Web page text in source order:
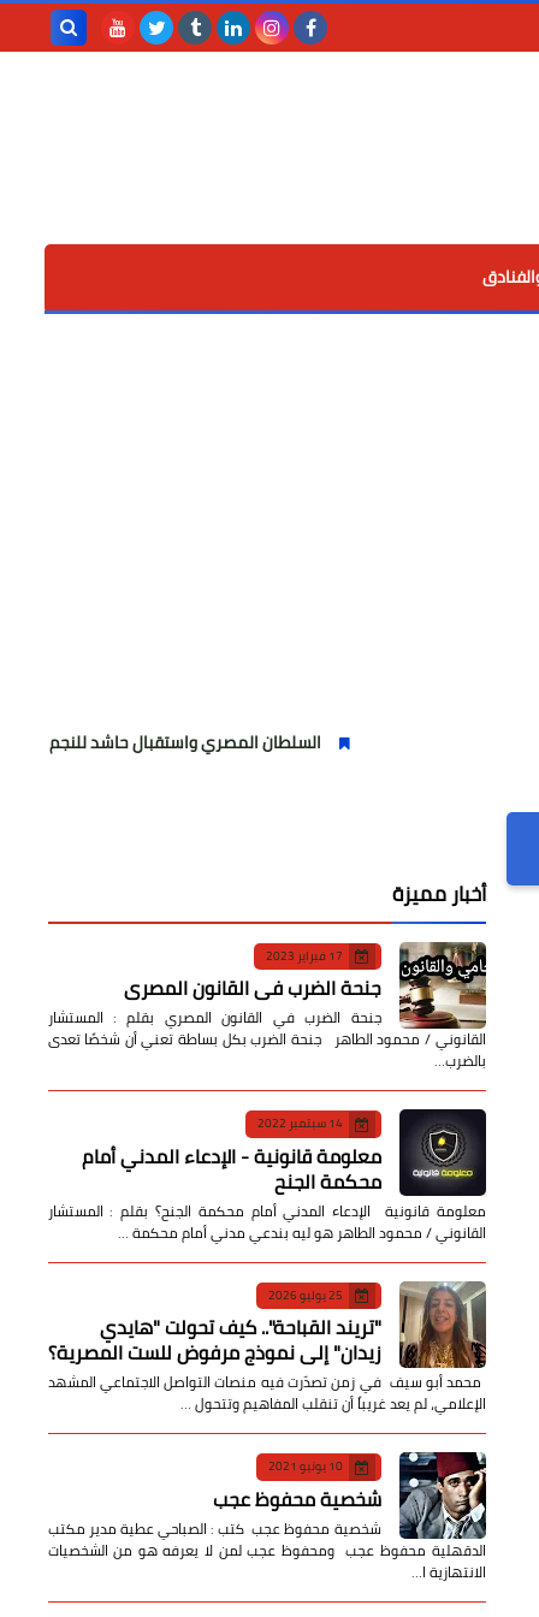
السلطان المصري واستقبال حاشد للنجم المصري
أخبار مميزة
17 فبراير 2023
جنحة الضرب في القانون المصري
جنحة الضرب في القانون المصري بقلم : المستشار
القانوني / محمود الطاهر جنحة الضرب بكل بساطة تعني أن شخصًا تعدى
بالضرب…
14 سبتمبر 2022
معلومة قانونية - الإدعاء المدني أمام
محكمة الجنح
معلومة قانونية الإدعاء المدني أمام محكمة الجنح؟ بقلم : المستشار
القانوني / محمود الطاهر هو ليه بندعي مدني أمام محكمة …
25 يوليو 2026
​"تريند القباحة".. كيف تحولت "هايدي
زيدان" إلى نموذج مرفوض للست المصرية؟
​ محمد أبو سيف ​في زمن تصدّرت فيه منصات التواصل الاجتماعي المشهد
الإعلامي، لم يعد غريباً أن تنقلب المفاهيم وتتحول …
10 يونيو 2021
شخصية محفوظ عجب
شخصية محفوظ عجب كتب : الصباحي عطية مدير مكتب
الدقهلية محفوظ عجب ومحفوظ عجب لمن لا يعرفه هو من الشخصيات
الانتهازية ا…